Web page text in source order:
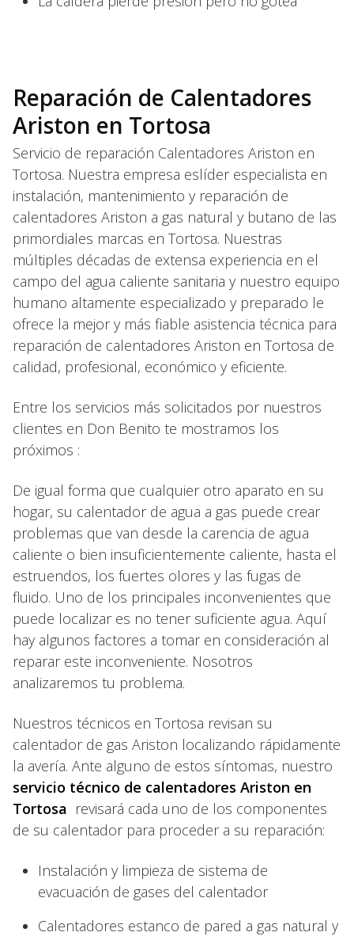
Reparación de Calentadores
Ariston en Tortosa
Servicio de reparación Calentadores Ariston en
Tortosa. Nuestra empresa eslíder especialista en
instalación, mantenimiento y reparación de
calentadores Ariston a gas natural y butano de las
primordiales marcas en Tortosa. Nuestras
múltiples décadas de extensa experiencia en el
campo del agua caliente sanitaria y nuestro equipo
humano altamente especializado y preparado le
ofrece la mejor y más fiable asistencia técnica para
reparación de calentadores Ariston en Tortosa de
calidad, profesional, económico y eficiente.
Entre los servicios más solicitados por nuestros
clientes en Don Benito te mostramos los
próximos :
De igual forma que cualquier otro aparato en su
hogar, su calentador de agua a gas puede crear
problemas que van desde la carencia de agua
caliente o bien insuficientemente caliente, hasta el
estruendos, los fuertes olores y las fugas de
fluido. Uno de los principales inconvenientes que
puede localizar es no tener suficiente agua. Aquí
hay algunos factores a tomar en consideración al
reparar este inconveniente. Nosotros
analizaremos tu problema.
Nuestros técnicos en Tortosa revisan su
calentador de gas Ariston localizando rápidamente
la avería. Ante alguno de estos síntomas, nuestro
servicio técnico de calentadores Ariston en
Tortosa revisará cada uno de los componentes
de su calentador para proceder a su reparación:
Instalación y limpieza de sistema de
evacuación de gases del calentador
Calentadores estanco de pared a gas natural y